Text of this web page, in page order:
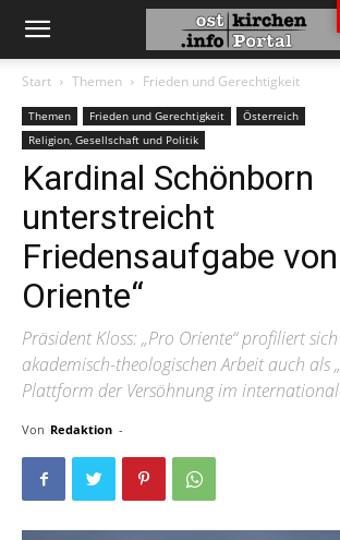
Start Themen Frieden und Gerechtigkeit
Themen Frieden und Gerechtigkeit
Österreich
Religion, Gesellschaft und Politik
Kardinal Schönborn
unterstreicht
Friedensaufgabe
Oriente“
Präsident Kloss: „Pro Oriente“ profiliert
akademisch-theologischen Arbeit auch als
Plattform der Versöhnung im
Von Redaktion -